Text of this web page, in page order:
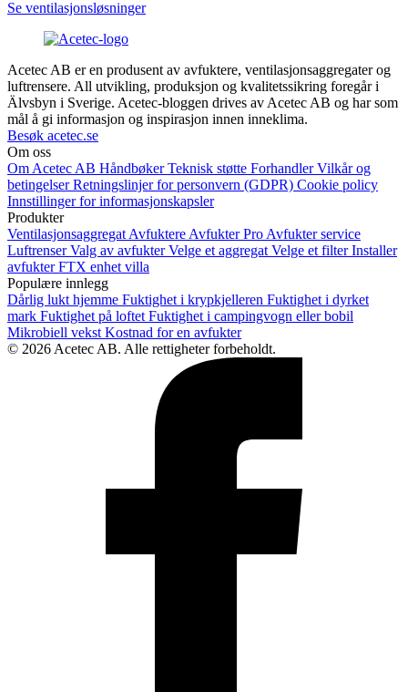
Se ventilasjonsløsninger
Acetec AB er en produsent av avfuktere, ventilasjonsaggregater og
luftrensere. All utvikling, produksjon og kvalitetssikring foregår i
Älvsbyn i Sverige. Acetec-bloggen drives av Acetec AB og har som
mål å gi informasjon og inspirasjon innen inneklima.
Besøk acetec.se
Om oss
Om Acetec AB HåndbøkerTeknisk støtte ForhandlerVilkår og
betingelserRetningslinjer for personvern (GDPR) Cookie policy
Innstillinger for informasjonskapsler
Produkter
Ventilasjonsaggregat Avfuktere Avfukter Pro Avfukter service
LuftrenserValg av avfukterVelge et aggregat Velge et filterInstaller
avfukterFTX enhet villa
Populære innlegg
Dårlig lukt hjemme Fuktighet i krypkjelleren Fuktighet i dyrket
mark Fuktighet på loftet Fuktighet i campingvogn eller bobil
Mikrobiell vekst Kostnad for en avfukter
© 2026 Acetec AB. Alle rettigheter forbeholdt.